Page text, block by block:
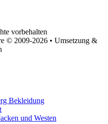
vorbehalten
© 2009-2026 • Umsetzung &
Bekleidung
und Westen